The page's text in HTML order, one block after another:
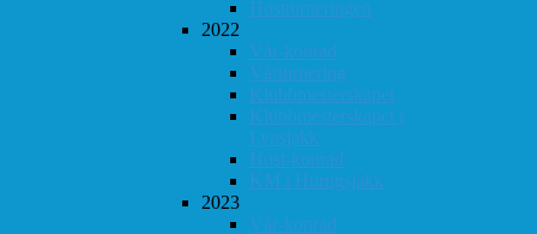
Høstturneringen
2022
Vår-konrad
Vårturnering
Klubbmesterskapet
Klubbmesterskapet i
Lynsjakk
Høst-konrad
KM i Hurtigsjakk
2023
Vår-konrad